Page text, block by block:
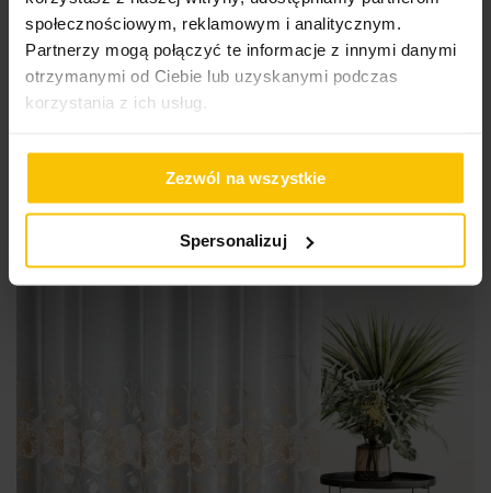
społecznościowym, reklamowym i analitycznym.
Partnerzy mogą połączyć te informacje z innymi danymi
otrzymanymi od Ciebie lub uzyskanymi podczas
korzystania z ich usług.
Zezwól na wszystkie
Spersonalizuj
na markizecie z haftem
Przykładowy rozmiar: 140 x 250 cm (szer. przed zmarszczeniem x
250 cm wys.)
176,44 zł
Wybierz rozmiar i sposób zawieszenia